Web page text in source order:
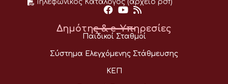
Τηλεφωνικός Κατάλογος (αρχείο pdf)
Δημότης & e-Υπηρεσίες
Παιδικοί Σταθμοί
Σύστημα Ελεγχόμενης Στάθμευσης
ΚΕΠ